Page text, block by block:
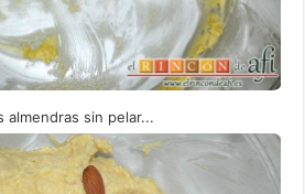
almendras sin pelar...